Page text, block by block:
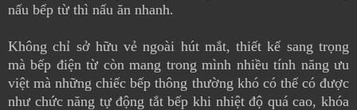
nấu bếp từ thì nấu ăn nhanh.
Không chỉ sở hữu vẻ ngoài hút mắt, thiết kế sang trọng
mà bếp điện từ còn mang trong mình nhiều tính năng ưu
việt mà những chiếc bếp thông thường khó có thể có được
như chức năng tự động tắt bếp khi nhiệt độ quá cao, khóa